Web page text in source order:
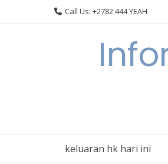
Call Us: +2782 444 YEAH
keluaran hk hari ini